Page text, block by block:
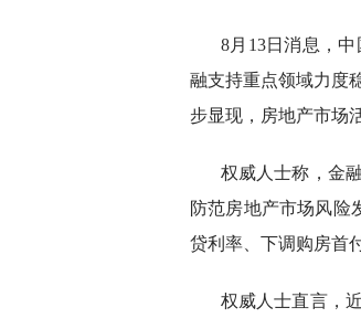
8月13日消息，
融支持重点领域力度
步显现，房地产市场
权威人士称，金
防范房地产市场风险
贷利率、下调购房首
权威人士直言，